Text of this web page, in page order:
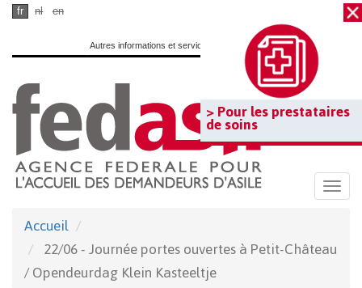
Passer
contenu
principal
> Pour les prestataires
de soins
fr nl en
Autres informations et services officiels :www.belgium.be
Accueil
22/06 - Journée portes ouvertes à Petit-Château
/ Opendeurdag Klein Kasteeltje